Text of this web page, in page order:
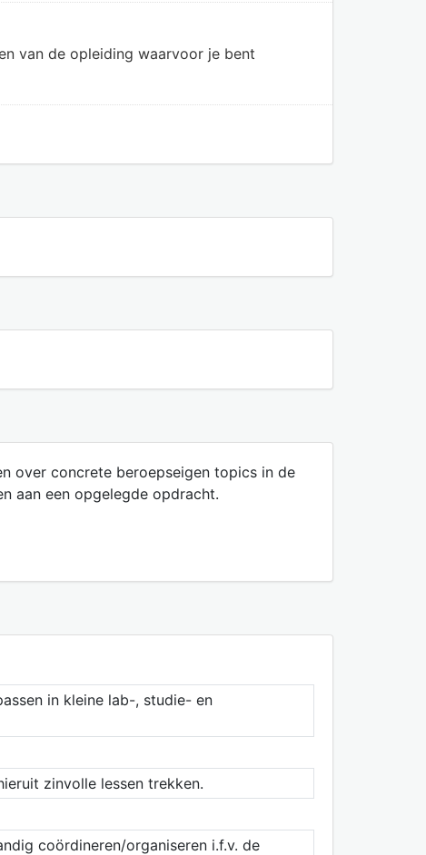
van de opleiding waarvoor je bent
over concrete beroepseigen topics in de
aan een opgelegde opdracht.
in kleine lab-, studie- en
zinvolle lessen trekken.
coördineren/organiseren i.f.v. de